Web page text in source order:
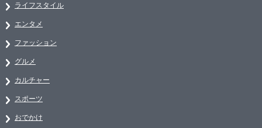
ライフスタイル
エンタメ
ファッション
グルメ
カルチャー
スポーツ
おでかけ